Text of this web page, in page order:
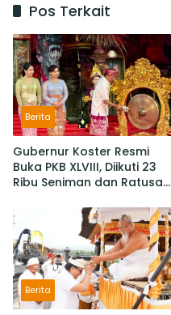
Pos Terkait
Berita
Gubernur Koster Resmi
Buka PKB XLVIII, Diikuti 23
Ribu Seniman dan Ratusan
IKM/UMKM Digratiskan
Berita